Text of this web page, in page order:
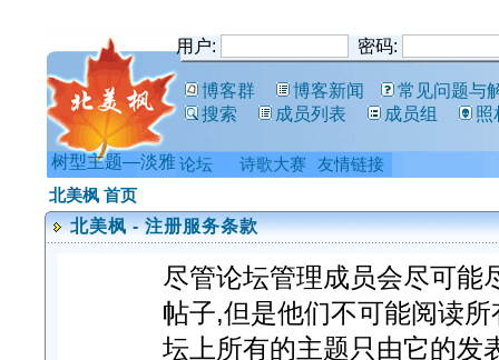
用户: 密码:
博客群 博客新闻
常见问题与
搜索
成员列表 成员组 照
树型主题—淡雅
北美枫 首页
北美枫 - 注册服务条款
尽管论坛管理成员会尽可能
帖子,但是他们不可能阅读
坛上所有的主题只由它的发
论坛 诗歌大赛 友情链接